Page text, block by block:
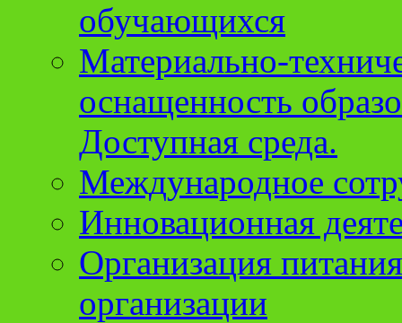
обучающихся
Материально-
оснащенность
Доступная среда.
Международное
Инновационная
Организация
организации